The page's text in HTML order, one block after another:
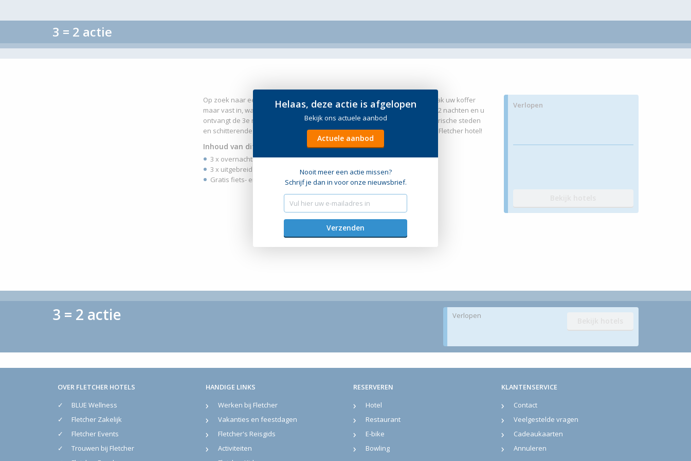
3 = 2 actie
Helaas, deze actie is afgelopen
Bekijk ons actuele aanbod
Actuele aanbod
Nooit meer een actie missen?
Schrijf je dan in voor onze nieuwsbrief.
Verlopen
Op zoek naar een bestemming voor een lang weekend of midweek weg? Pak uw koffer
maar vast in, want u kunt nu gebruikmaken van de speciale 3=2 actie. Boek 2 nachten en u
ontvangt de 3e nacht helemaal gratis! Geniet van de prachtige natuur, historische steden
en schitterende stranden die Nederland rijk is. Het kan allemaal vanuit een Fletcher hotel!
Inhoud van dit arrangement:
3 x overnachting
3 x uitgebreid ontbijt
Gratis fiets- en wandelroutes
3 = 2 actie Verlopen
OVER FLETCHER HOTELS
BLUE Wellness
Fletcher Zakelijk
Fletcher Events
Trouwen bij Fletcher
HANDIGE LINKS
Werken bij Fletcher
Vakanties en feestdagen
Fletcher's Reisgids
Activiteiten
RESERVEREN
Hotel
Restaurant
E-bike
Bowling
KLANTENSERVICE
Contact
Veelgestelde vragen
Cadeaukaarten
Annuleren